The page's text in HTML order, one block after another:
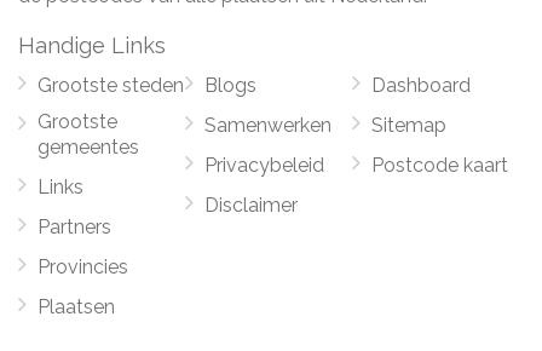
Handige Links
Grootste steden
Grootste
gemeentes
Links
Partners
Provincies
Plaatsen
Blogs
Samenwerken
Privacybeleid
Disclaimer
Dashboard
Sitemap
Postcode kaart